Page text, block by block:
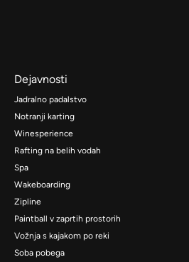
Dejavnosti
Jadralno padalstvo
Notranji karting
Winesperience
Rafting na belih vodah
Spa
Wakeboarding
Zipline
Paintball v zaprtih prostorih
Vožnja s kajakom po reki
Soba pobega